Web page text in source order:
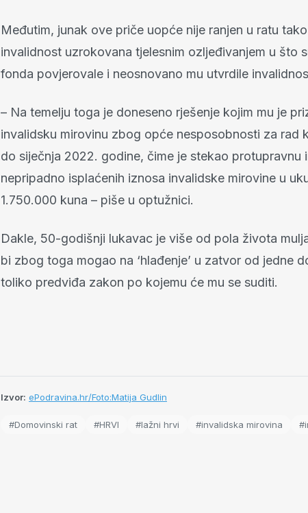
Međutim, junak ove priče uopće nije ranjen u ratu
invalidnost uzrokovana tjelesnim ozljeđivanjem u što
fonda povjerovale i neosnovano mu utvrdile
– Na temelju toga je doneseno rješenje kojim mu je
invalidsku mirovinu zbog opće nesposobnosti za rad
do siječnja 2022. godine, čime je stekao protupravnu
nepripadno isplaćenih iznosa invalidske mirovine u
1.750.000 kuna – piše u optužnici.
Dakle, 50-godišnji lukavac je više od pola života
bi zbog toga mogao na ‘hlađenje’ u zatvor od jedne
toliko predviđa zakon po kojemu će mu se suditi.
Izvor: ePodravina.hr/Foto:Matija Gudlin
#Domovinski rat #HRVI #lažni hrvi #invalidska mirovina